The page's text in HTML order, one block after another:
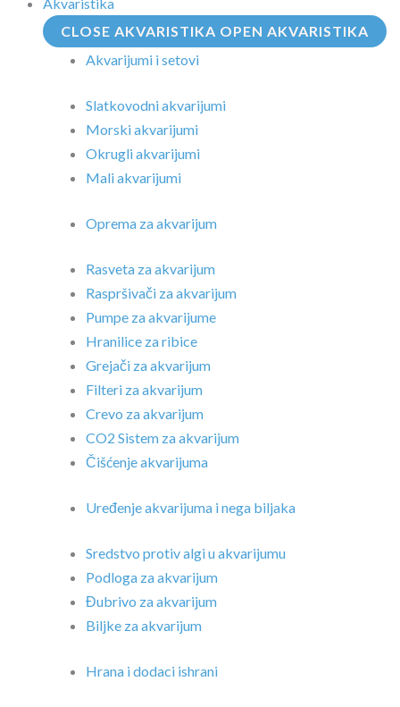
CLOSE AKVARISTIKA OPEN AKVARISTIKA
Akvarijumi i setovi
Slatkovodni akvarijumi
Morski akvarijumi
Okrugli akvarijumi
Mali akvarijumi
Oprema za akvarijum
Rasveta za akvarijum
Raspršivači za akvarijum
Pumpe za akvarijume
Hranilice za ribice
Grejači za akvarijum
Filteri za akvarijum
Crevo za akvarijum
CO2 Sistem za akvarijum
Čišćenje akvarijuma
Uređenje akvarijuma i nega biljaka
Sredstvo protiv algi u akvarijumu
Podloga za akvarijum
Đubrivo za akvarijum
Biljke za akvarijum
Hrana i dodaci ishrani